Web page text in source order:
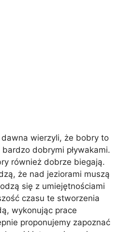
wierzyli, że bobry to
dobrymi pływakami.
również dobrze biegają.
że nad jeziorami muszą
się z umiejętnościami
czasu te stworzenia
wykonując prace
proponujemy zapoznać